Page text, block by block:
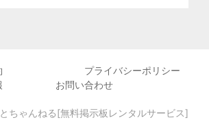
プライバシーポリシー
お問い合わせ
ちゃんねる[無料掲示板レンタルサービス]